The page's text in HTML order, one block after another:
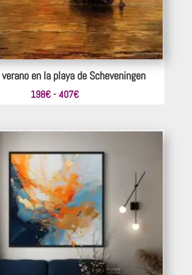
en la playa de Scheveningen
198€ - 407€Rango
198€
hasta
407€